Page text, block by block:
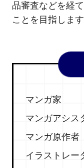
品審査などを経
ことを目指します
マンガ家
マンガアシス
マンガ原作者
イラストレー